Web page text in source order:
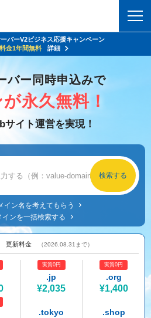
facebook
x
サポート
ライブチャット
お問い合わせ
ドメインをご利用希望の方
ユーザー登録
バーV2ビジネス応援キャンペーン
金1年間無料
詳細
バー同時申込みで
永久無料！
サイト運営を実現！
イン名を考えてもらう
インを一括検索する
更新料金 （2026.08.31まで）
実質0円
.jp
¥2,035
実質0円
.org
¥1,400
.tokyo .shop